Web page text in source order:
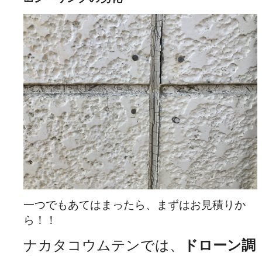
一つでもあてはまったら、まずはお見積りか
ら！！
ナカタコウムテンでは、
ドローン調